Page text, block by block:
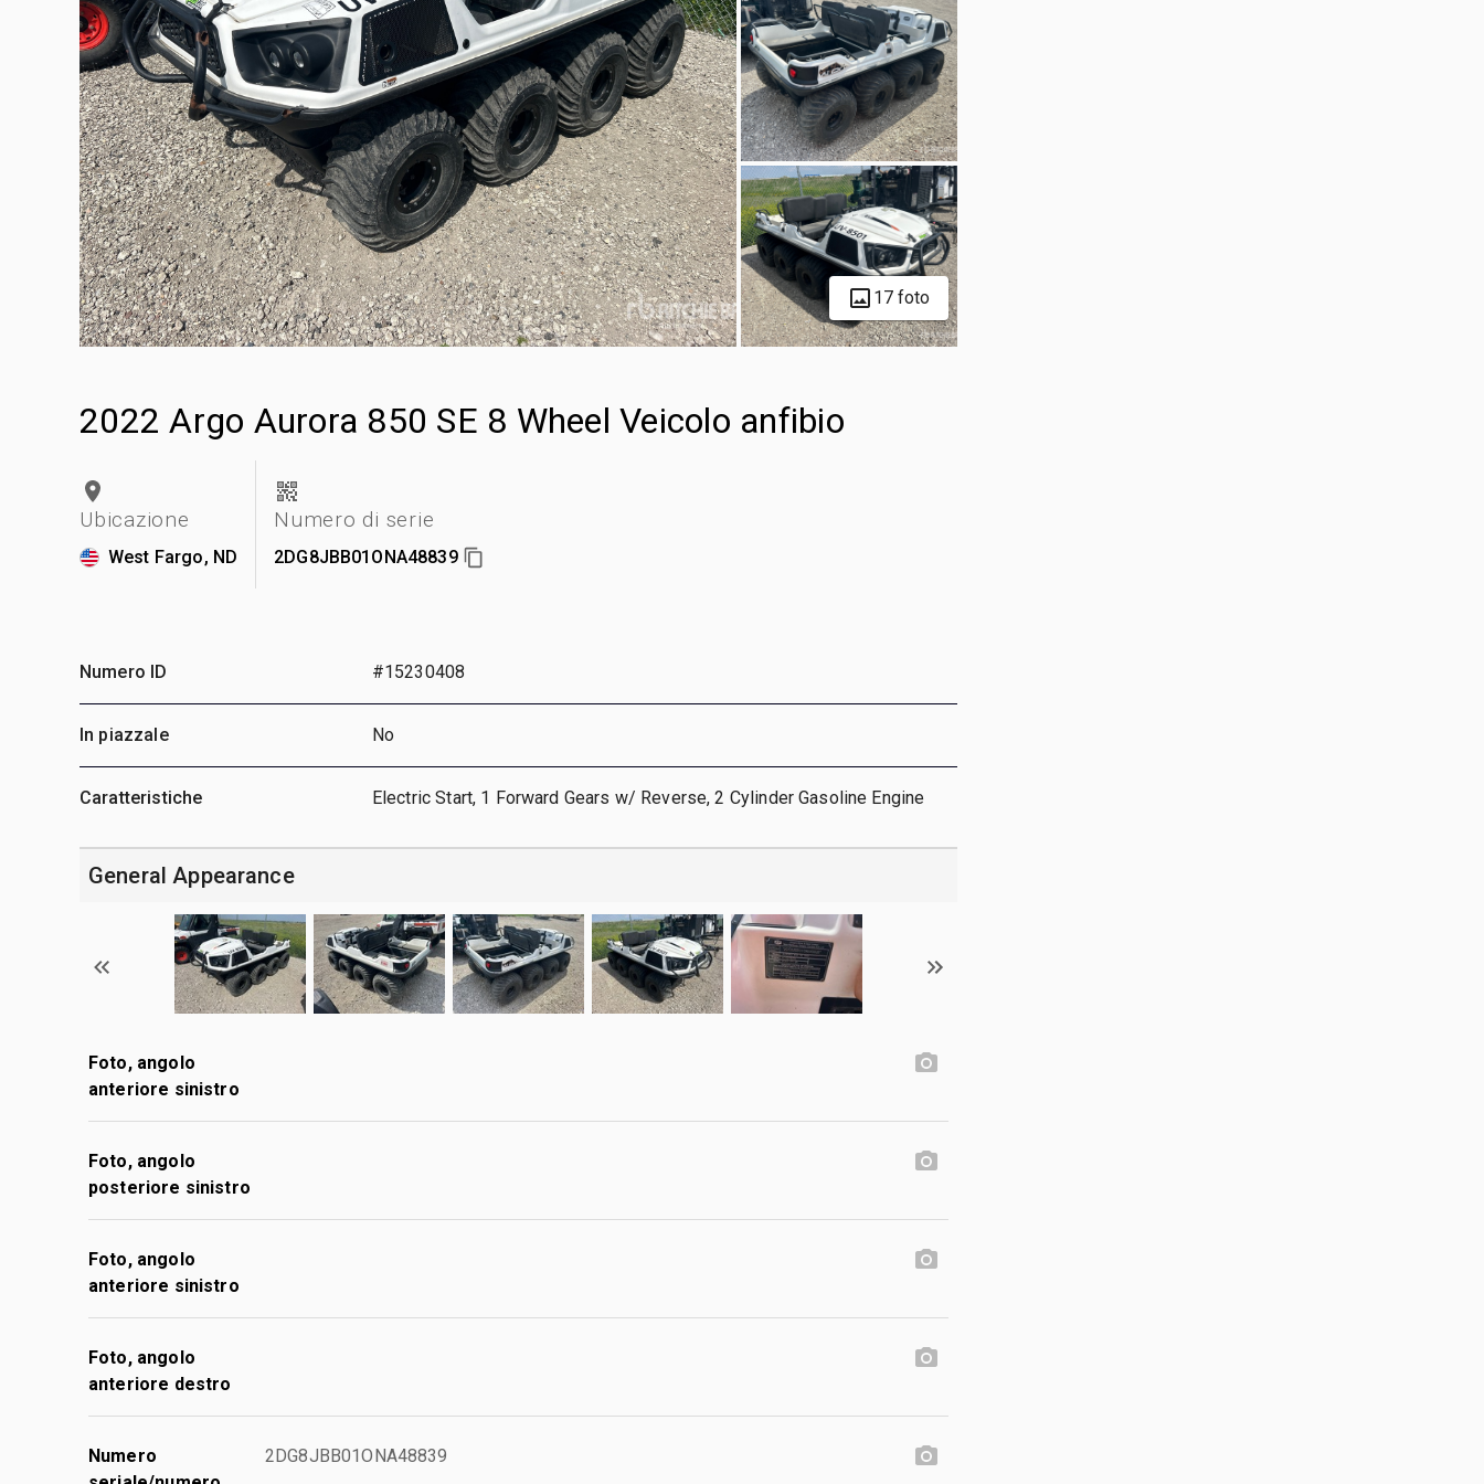
17 foto
2022 Argo Aurora 850 SE 8 Wheel Veicolo anfibio
Ubicazione
West Fargo, ND
Numero di serie
2DG8JBB01ONA48839
Numero ID #15230408
In piazzale No
Caratteristiche Electric Start, 1 Forward Gears w/ Reverse, 2 Cylinder Gasoline Engine
General Appearance
Foto, angolo
anteriore sinistro
Foto, angolo
posteriore sinistro
Foto, angolo
anteriore sinistro
Foto, angolo
anteriore destro
Numero
2DG8JBB01ONA48839